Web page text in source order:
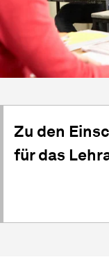
Zu den
für das